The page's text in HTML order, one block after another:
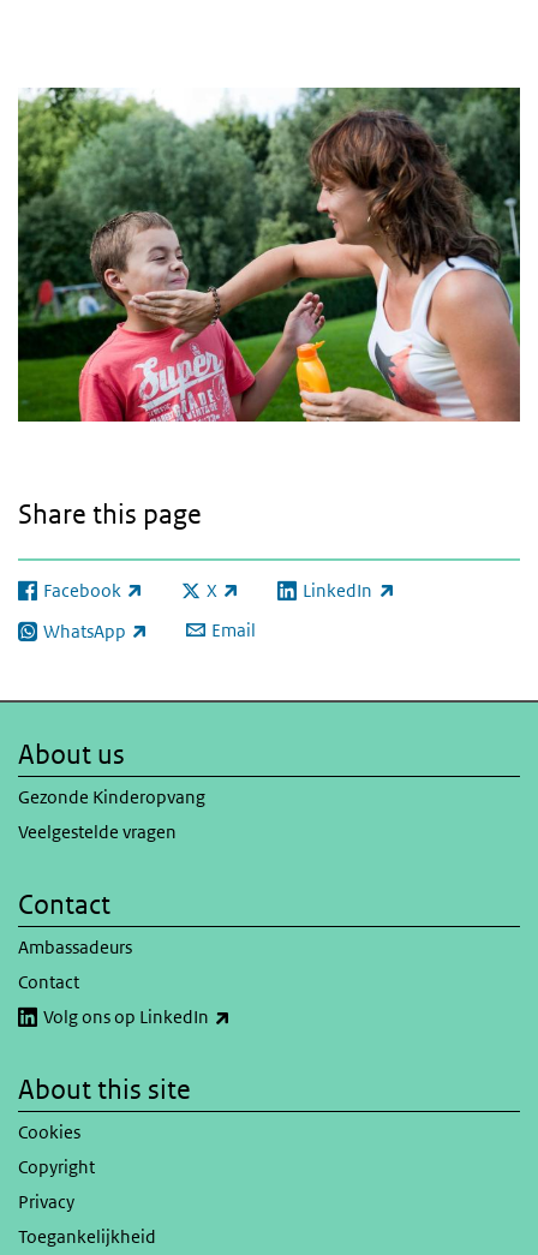
Share this page
Facebook
(link is external) X
(link is external)LinkedIn
(link is external)
WhatsApp
(link is external) Email
About us
Gezonde Kinderopvang
Veelgestelde vragen
Contact
Ambassadeurs
Contact
Volg ons op LinkedIn
About this site
Cookies
Copyright
Privacy
Toegankelijkheid